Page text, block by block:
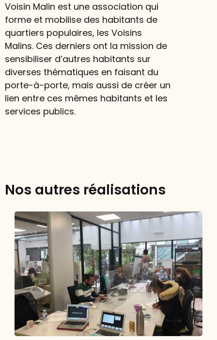
Voisin Malin est une association qui
forme et mobilise des habitants de
quartiers populaires, les Voisins
Malins. Ces derniers ont la mission de
sensibiliser d’autres habitants sur
diverses thématiques en faisant du
porte-à-porte, mais aussi de créer un
lien entre ces mêmes habitants et les
services publics.
Nos autres réalisations